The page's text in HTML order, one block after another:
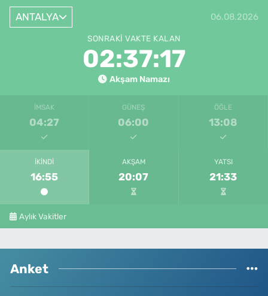
ANTALYA 06.08.2026
SONRAKI VAKTE KALAN
02:37:17
Akşam Namazı
İMSAK
04:27
GÜNEŞ
06:00
ÖĞLE
13:08
İKINDI
16:55
AKŞAM
20:07
YATSI
21:33
Aylık Vakitler
Anket